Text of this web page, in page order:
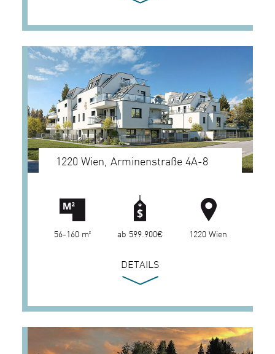
1220 Wien, Arminenstraße 4A-8
56-160 m² ab 599.900€ 1220 Wien
DETAILS